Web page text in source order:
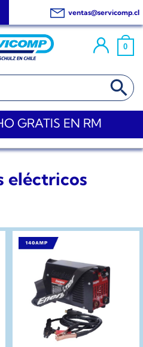
ventas@servicomp.cl
0
BOTÓN DE
GRATIS EN RM
eléctricos